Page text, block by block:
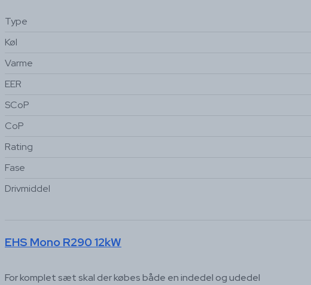
Type
Køl
Varme
EER
SCoP
CoP
Rating
Fase
Drivmiddel
EHS Mono R290 12kW
For komplet sæt skal der købes både en indedel og udedel